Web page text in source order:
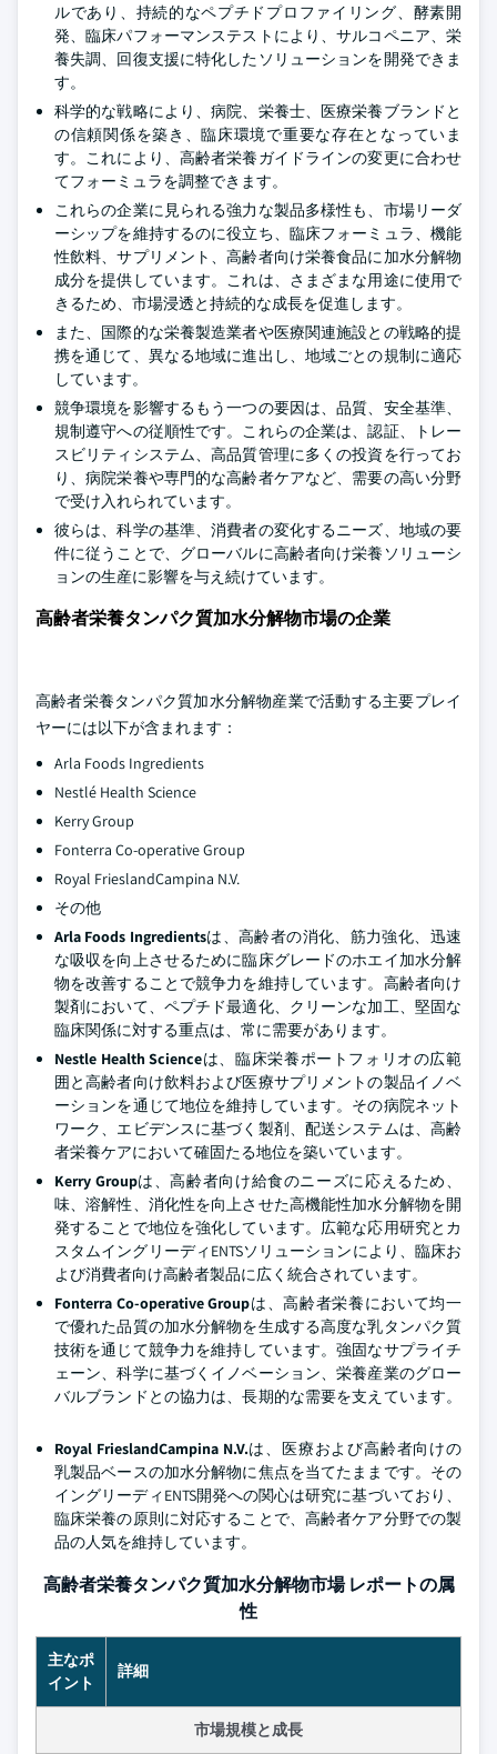
ルであり、持続的なペプチドプロファイリング、酵素開
発、臨床パフォーマンステストにより、サルコペニア、栄
養失調、回復支援に特化したソリューションを開発できま
す。
科学的な戦略により、病院、栄養士、医療栄養ブランドと
の信頼関係を築き、臨床環境で重要な存在となっていま
す。これにより、高齢者栄養ガイドラインの変更に合わせ
てフォーミュラを調整できます。
これらの企業に見られる強力な製品多様性も、市場リーダ
ーシップを維持するのに役立ち、臨床フォーミュラ、機能
性飲料、サプリメント、高齢者向け栄養食品に加水分解物
成分を提供しています。これは、さまざまな用途に使用で
きるため、市場浸透と持続的な成長を促進します。
また、国際的な栄養製造業者や医療関連施設との戦略的提
携を通じて、異なる地域に進出し、地域ごとの規制に適応
しています。
競争環境を影響するもう一つの要因は、品質、安全基準、
規制遵守への従順性です。これらの企業は、認証、トレー
スビリティシステム、高品質管理に多くの投資を行ってお
り、病院栄養や専門的な高齢者ケアなど、需要の高い分野
で受け入れられています。
彼らは、科学の基準、消費者の変化するニーズ、地域の要
件に従うことで、グローバルに高齢者向け栄養ソリューシ
ョンの生産に影響を与え続けています。
高齢者栄養タンパク質加水分解物市場の企業
高齢者栄養タンパク質加水分解物産業で活動する主要プレイ
ヤーには以下が含まれます：
Arla Foods Ingredients
Nestlé Health Science
Kerry Group
Fonterra Co-operative Group
Royal FrieslandCampina N.V.
その他
Arla Foods Ingredientsは、高齢者の消化、筋力強化、迅速
な吸収を向上させるために臨床グレードのホエイ加水分解
物を改善することで競争力を維持しています。高齢者向け
製剤において、ペプチド最適化、クリーンな加工、堅固な
臨床関係に対する重点は、常に需要があります。
Nestle Health Scienceは、臨床栄養ポートフォリオの広範
囲と高齢者向け飲料および医療サプリメントの製品イノベ
ーションを通じて地位を維持しています。その病院ネット
ワーク、エビデンスに基づく製剤、配送システムは、高齢
者栄養ケアにおいて確固たる地位を築いています。
Kerry Groupは、高齢者向け給食のニーズに応えるため、
味、溶解性、消化性を向上させた高機能性加水分解物を開
発することで地位を強化しています。広範な応用研究とカ
スタムイングリーディENTSソリューションにより、臨床お
よび消費者向け高齢者製品に広く統合されています。
Fonterra Co-operative Groupは、高齢者栄養において均一
で優れた品質の加水分解物を生成する高度な乳タンパク質
技術を通じて競争力を維持しています。強固なサプライチ
ェーン、科学に基づくイノベーション、栄養産業のグロー
バルブランドとの協力は、長期的な需要を支えています。
Royal FrieslandCampina N.V.は、医療および高齢者向けの
乳製品ベースの加水分解物に焦点を当てたままです。その
イングリーディENTS開発への関心は研究に基づいており、
臨床栄養の原則に対応することで、高齢者ケア分野での製
品の人気を維持しています。
高齢者栄養タンパク質加水分解物市場 レポートの属
性
主なポ
イント
詳細
市場規模と成長